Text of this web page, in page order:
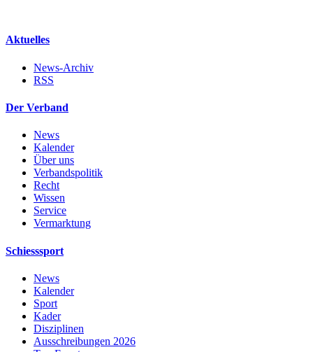
Aktuelles
News-Archiv
RSS
Der Verband
News
Kalender
Über uns
Verbandspolitik
Recht
Wissen
Service
Vermarktung
Schiesssport
News
Kalender
Sport
Kader
Disziplinen
Ausschreibungen 2026